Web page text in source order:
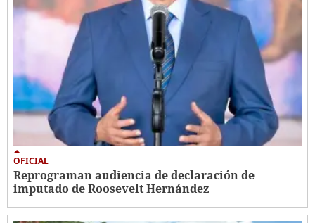
OFICIAL
Reprograman audiencia de declaración de
imputado de Roosevelt Hernández